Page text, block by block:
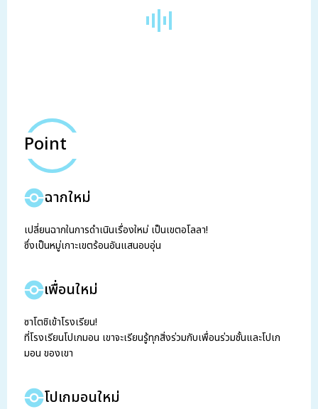
Point
ฉากใหม่
เปลี่ยนฉากในการดำเนินเรื่องใหม่ เป็นเขตอโลลา!
ซึ่งเป็นหมู่เกาะเขตร้อนอันแสนอบอุ่น
เพื่อนใหม่
ซาโตชิเข้าโรงเรียน!
ที่โรงเรียนโปเกมอน เขาจะเรียนรู้ทุกสิ่งร่วมกับเพื่อนร่วมชั้นและโปเก
มอน ของเขา
โปเกมอนใหม่